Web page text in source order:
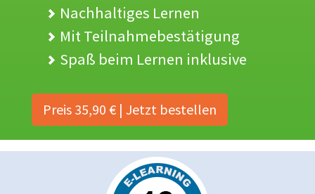
Nachhaltiges Lernen
Mit Teilnahmebestätigung
Spaß beim Lernen inklusive
Preis 35,90 € | Jetzt bestellen